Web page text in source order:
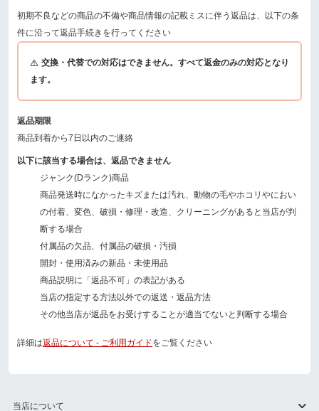
初期不良などの商品の不備や商品情報の記載ミスに伴う返品は、以下の条
件に沿って返品手続きを行ってください
交換・代替での対応はできません。すべて返金のみの対応となり
ます。
返品期限
商品到着から7日以内のご連絡
以下に該当する場合は、返品できません
ジャンク(Dランク)商品
商品発送時になかったキズまたは汚れ、動物の毛やホコリやにおい
の付着、変色、破損・修理・改造、クリーニングがあると当店が判
断する場合
付属品の欠品、付属品の破損・汚損
開封・使用済みの新品・未使用品
商品説明に「返品不可」の表記がある
当店の指定する方法以外での返送・返品方法
その他当店が返品をお受けすることが適当でないと判断する場合
詳細は返品について - ご利用ガイドをご覧ください
当店について